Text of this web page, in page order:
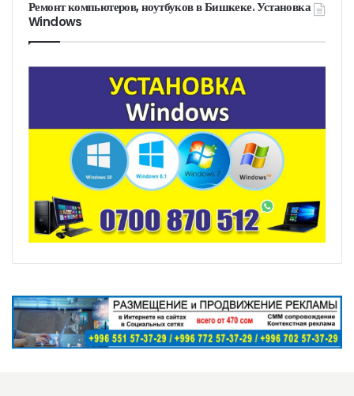
Ремонт компьютеров, ноутбуков в Бишкеке. Установка
Windows